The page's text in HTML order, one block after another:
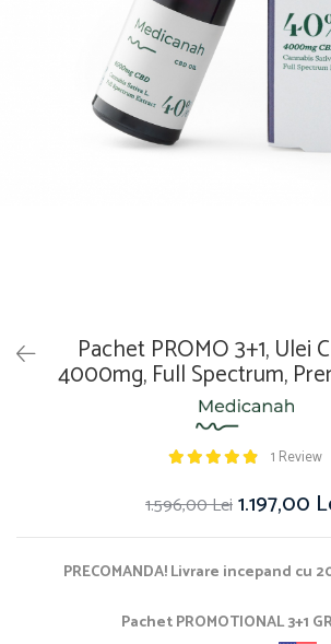
Pachet PROMO 3+1, Ulei
4000mg, Full Spectrum,
1 Review
1.596,00 Lei1.197,00
PRECOMANDA! Livrare incepand cu
Pachet PROMOTIONAL 3+1